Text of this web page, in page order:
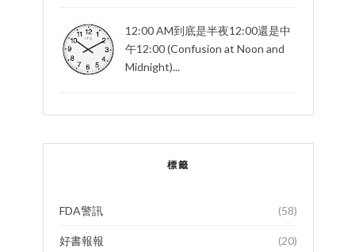
12:00 AM到底是半夜12:00還是中
午12:00 (Confusion at Noon and
Midnight)...
標籤
FDA警訊 (58)
好書報報 (20)